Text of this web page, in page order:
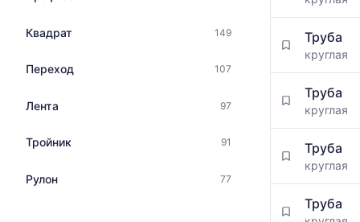
Квадрат 149
Переход 107
Лента 97
Тройник 91
Рулон 77
Труба
круглая
Труба
круглая
Труба
круглая
Труба